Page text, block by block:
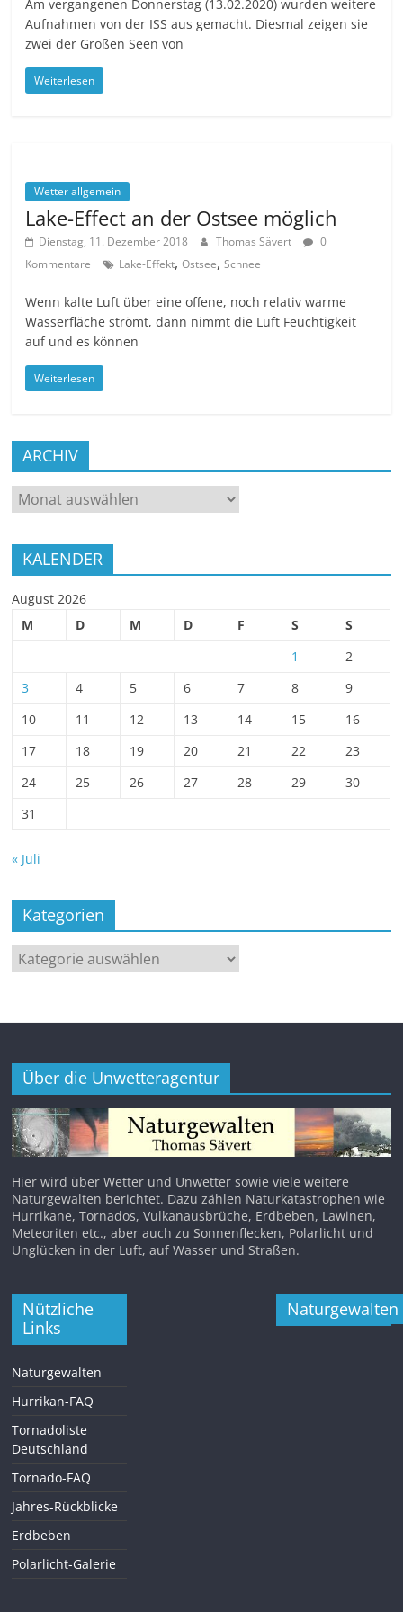
Am vergangenen Donnerstag (13.02.2020) wurden weitere
Aufnahmen von der ISS aus gemacht. Diesmal zeigen sie
zwei der Großen Seen von
Weiterlesen
Wetter allgemein
Lake-Effect an der Ostsee möglich
Dienstag, 11. Dezember 2018 Thomas Sävert
0
Kommentare
Lake-Effekt,Ostsee,Schnee
Wenn kalte Luft über eine offene, noch relativ warme
Wasserfläche strömt, dann nimmt die Luft Feuchtigkeit
auf und es können
Weiterlesen
ARCHIV
ARCHIV
KALENDER
August 2026
M
D M D F S
S
1
2
3
4 5 6 7 8
9
10
11 12 13 14 15
16
17
18 19 20 21 22
23
24
25 26 27 28 29
30
31
« Juli
Kategorien
Kategorien
Über die Unwetteragentur
Hier wird über Wetter und Unwetter sowie viele weitere
Naturgewalten berichtet. Dazu zählen Naturkatastrophen wie
Hurrikane, Tornados, Vulkanausbrüche, Erdbeben, Lawinen,
Meteoriten etc., aber auch zu Sonnenflecken, Polarlicht und
Unglücken in der Luft, auf Wasser und Straßen.
Nützliche
Links
Naturgewalten
Hurrikan-FAQ
Tornadoliste
Deutschland
Tornado-FAQ
Jahres-Rückblicke
Erdbeben
Polarlicht-Galerie
Naturgewalten